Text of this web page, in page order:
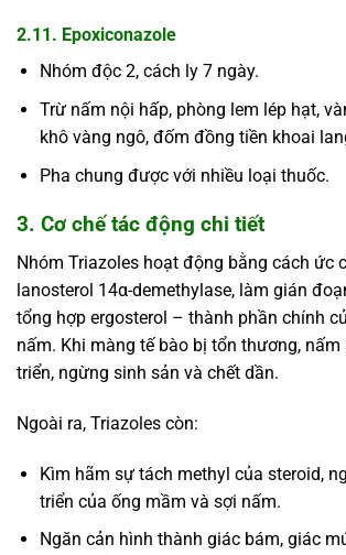
2.11. Epoxiconazole
Nhóm độc 2, cách ly 7 ngày.
Trừ nấm nội hấp, phòng lem lép hạt,
khô vàng ngô, đốm đồng tiền khoai
Pha chung được với nhiều loại thuốc.
3. Cơ chế tác động chi tiết
Nhóm Triazoles hoạt động bằng cách ức
lanosterol 14α-demethylase, làm gián
tổng hợp ergosterol – thành phần chính
nấm. Khi màng tế bào bị tổn thương,
triển, ngừng sinh sản và chết dần.
Ngoài ra, Triazoles còn:
Kìm hãm sự tách methyl của steroid,
triển của ống mầm và sợi nấm.
Ngăn cản hình thành giác bám, giác